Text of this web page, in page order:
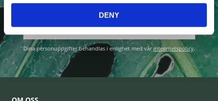
DENY
PRENUMERERA
Dina personuppgifter behandlas i enlighet med vår integritetspolicy.